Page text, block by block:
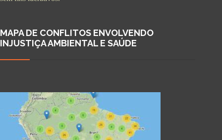
MAPA DE CONFLITOS ENVOLVENDO
INJUSTIÇA AMBIENTAL E SAÚDE